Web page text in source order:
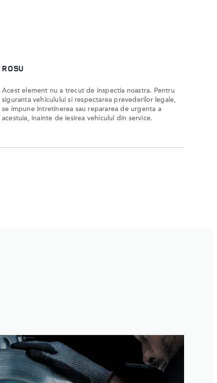
ROSU
Acest element nu a trecut de inspectia noastra. Pentru
siguranta vehiculului si respectarea prevederilor legale,
se impune intretinerea sau repararea de urgenta a
acestuia, inainte de iesirea vehiculul din service.